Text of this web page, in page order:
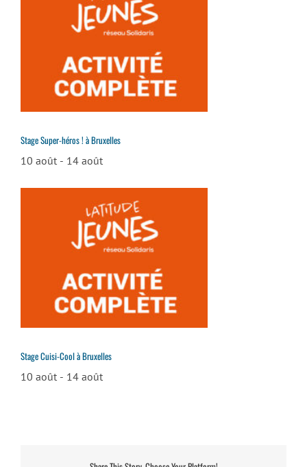
Stage Super-héros ! à Bruxelles
10 août - 14 août
Stage Cuisi-Cool à Bruxelles
10 août - 14 août